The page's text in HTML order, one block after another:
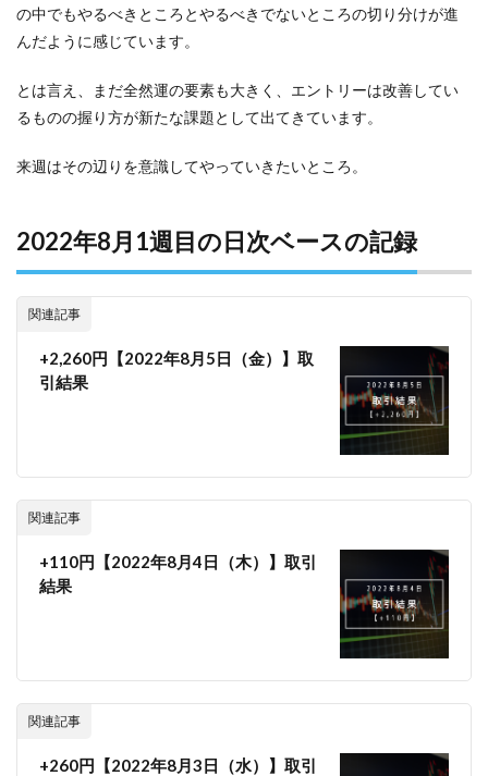
の中でもやるべきところとやるべきでないところの切り分けが進
んだように感じています。
とは言え、まだ全然運の要素も大きく、エントリーは改善してい
るものの握り方が新たな課題として出てきています。
来週はその辺りを意識してやっていきたいところ。
2022年8月1週目の日次ベースの記録
関連記事
+2,260円【2022年8月5日（金）】取
引結果
関連記事
+110円【2022年8月4日（木）】取引
結果
関連記事
+260円【2022年8月3日（水）】取引